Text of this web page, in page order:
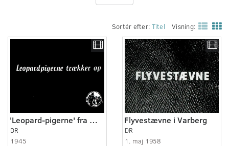
Sortér efter: Titel Visning:
'Leopard-pigerne' fra WAAF marcherer
DR
1945
Flyvestævne i Varberg
DR
1. maj 1958